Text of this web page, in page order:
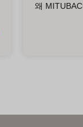
왜